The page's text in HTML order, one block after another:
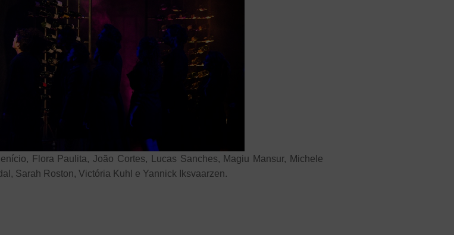
Flora Paulita, João Cortes, Lucas Sanches, Magiu Mansur, Michele
Sarah Roston, Victória Kuhl e Yannick Iksvaarzen.